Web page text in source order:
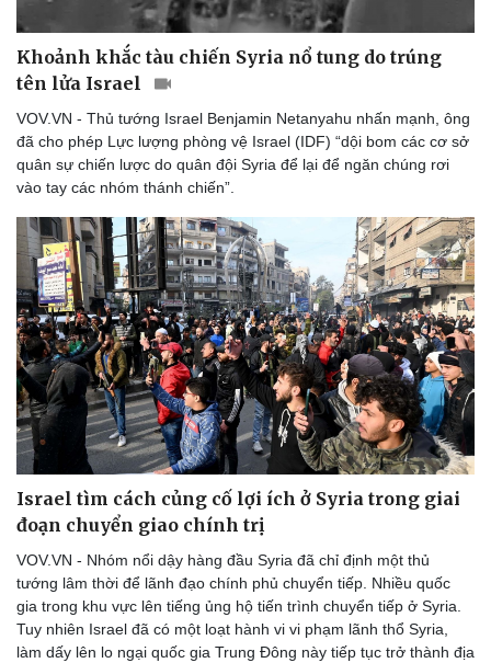
Thể thao
Bóng đá
Lịch thi đấu bóng đá
Thế giới thể thao
eSports
Hậu trường
Ô tô - Xe máy
Ô tô
Xe máy
Tư vấn
Khoảnh khắc tàu chiến Syria nổ tung do trúng
tên lửa Israel
VOV.VN - Thủ tướng Israel Benjamin Netanyahu nhấn mạnh, ông
đã cho phép Lực lượng phòng vệ Israel (IDF) “dội bom các cơ sở
quân sự chiến lược do quân đội Syria để lại để ngăn chúng rơi
vào tay các nhóm thánh chiến”.
Israel tìm cách củng cố lợi ích ở Syria trong giai
đoạn chuyển giao chính trị
VOV.VN - Nhóm nổi dậy hàng đầu Syria đã chỉ định một thủ
tướng lâm thời để lãnh đạo chính phủ chuyển tiếp. Nhiều quốc
gia trong khu vực lên tiếng ủng hộ tiến trình chuyển tiếp ở Syria.
Tuy nhiên Israel đã có một loạt hành vi vi phạm lãnh thổ Syria,
làm dấy lên lo ngại quốc gia Trung Đông này tiếp tục trở thành địa